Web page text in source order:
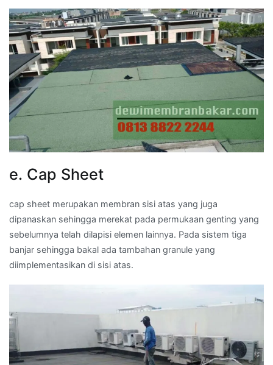
e. Cap Sheet
cap sheet merupakan membran sisi atas yang juga
dipanaskan sehingga merekat pada permukaan genting yang
sebelumnya telah dilapisi elemen lainnya. Pada sistem tiga
banjar sehingga bakal ada tambahan granule yang
diimplementasikan di sisi atas.